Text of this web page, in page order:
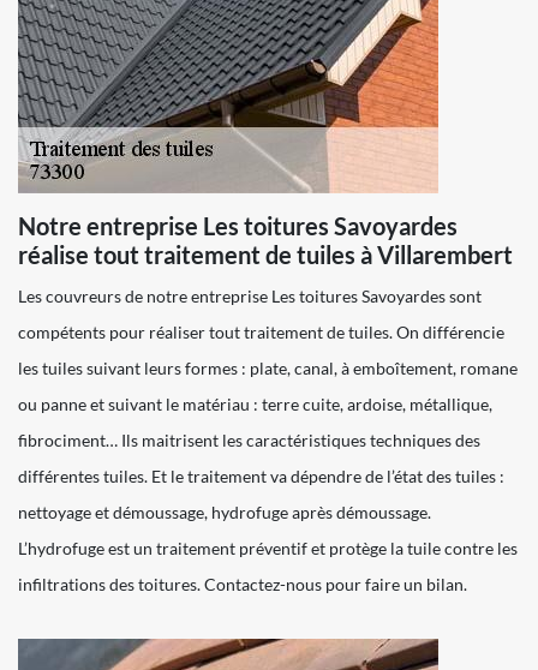
Notre entreprise Les toitures Savoyardes
réalise tout traitement de tuiles à Villarembert
Les couvreurs de notre entreprise Les toitures Savoyardes sont
compétents pour réaliser tout traitement de tuiles. On différencie
les tuiles suivant leurs formes : plate, canal, à emboîtement, romane
ou panne et suivant le matériau : terre cuite, ardoise, métallique,
fibrociment… Ils maitrisent les caractéristiques techniques des
différentes tuiles. Et le traitement va dépendre de l’état des tuiles :
nettoyage et démoussage, hydrofuge après démoussage.
L’hydrofuge est un traitement préventif et protège la tuile contre les
infiltrations des toitures. Contactez-nous pour faire un bilan.